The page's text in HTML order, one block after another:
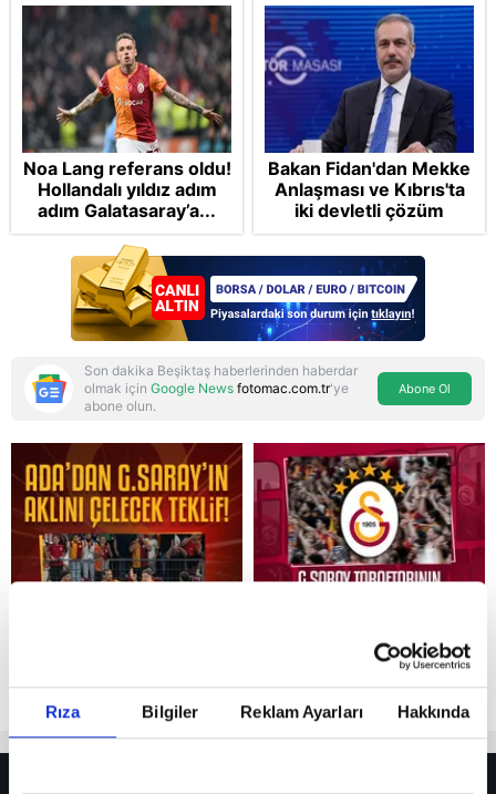
Rıza Bilgiler Reklam Ayarları Hakkında
Reddet
Noa Lang referans oldu!
Hollandalı yıldız adım
adım Galatasaray’a...
Bakan Fidan'dan Mekke
Anlaşması ve Kıbrıs'ta
iki devletli çözüm
mesajı: Bize
saldırmayan hiçbir ülke
hedefimizde değil
Son dakika Beşiktaş haberlerinden haberdar
olmak için Google News fotomac.com.tr'ye
abone olun.
Abone Ol